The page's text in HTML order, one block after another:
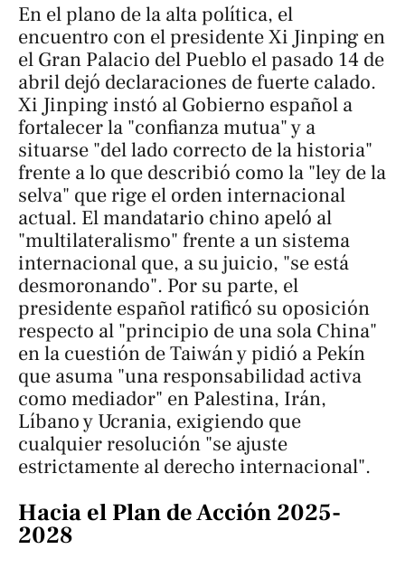
En el plano de la alta política, el
encuentro con el presidente Xi Jinping en
el Gran Palacio del Pueblo el pasado 14 de
abril dejó declaraciones de fuerte calado.
Xi Jinping instó al Gobierno español a
fortalecer la "confianza mutua" y a
situarse "del lado correcto de la historia"
frente a lo que describió como la "ley de la
selva" que rige el orden internacional
actual. El mandatario chino apeló al
"multilateralismo" frente a un sistema
internacional que, a su juicio, "se está
desmoronando". Por su parte, el
presidente español ratificó su oposición
respecto al "principio de una sola China"
en la cuestión de Taiwán y pidió a Pekín
que asuma "una responsabilidad activa
como mediador" en Palestina, Irán,
Líbano y Ucrania, exigiendo que
cualquier resolución "se ajuste
estrictamente al derecho internacional".
Hacia el Plan de Acción 2025-
2028